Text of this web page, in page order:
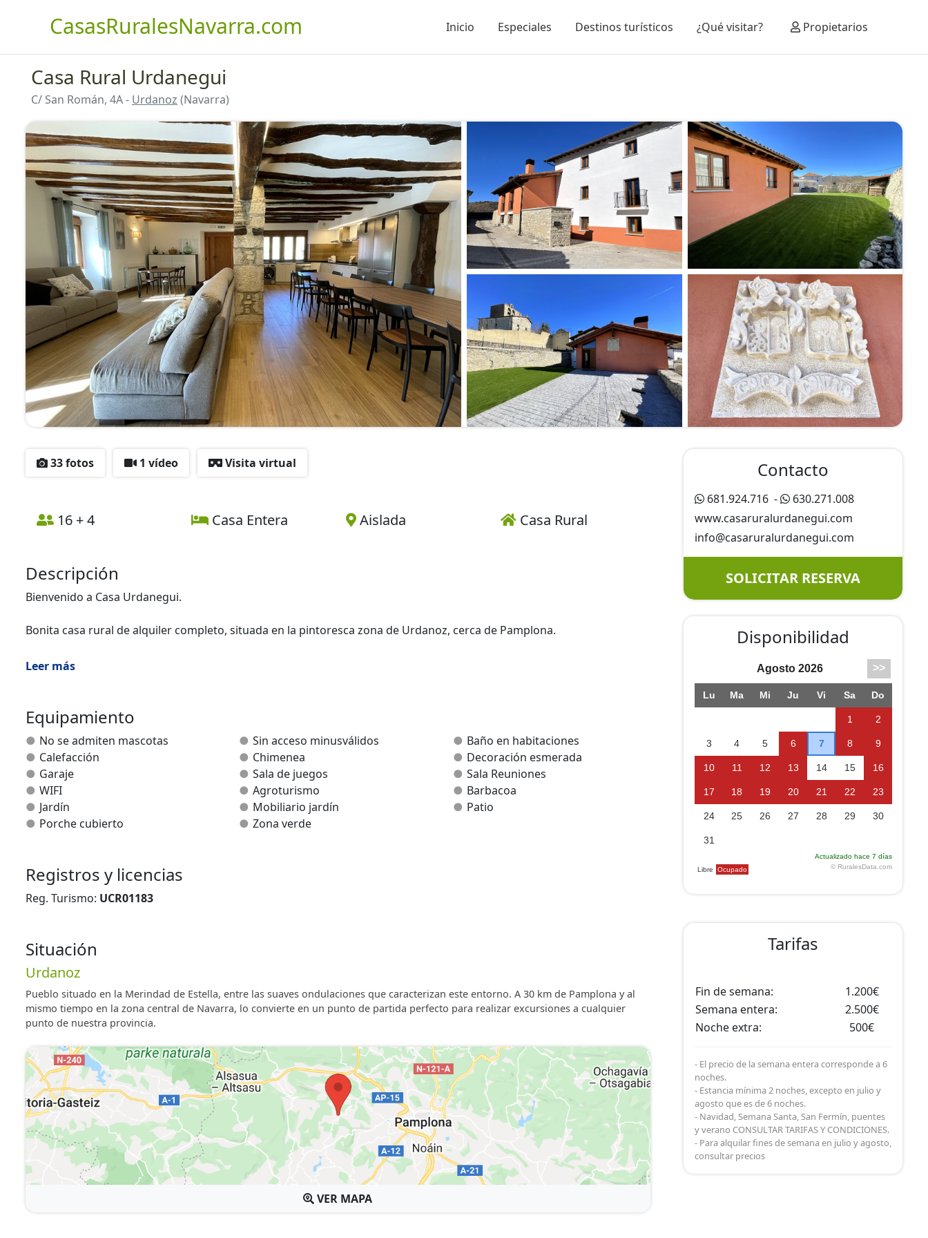
CasasRuralesNavarra.com Inicio Especiales Destinos turísticos ¿Qué visitar? Propietarios
Casa Rural Urdanegui
C/ San Román, 4A - Urdanoz (Navarra)
33 fotos 1 vídeo Visita virtual
16 + 4 Casa Entera Aislada Casa Rural
Descripción
Bienvenido a Casa Urdanegui.
Bonita casa rural de alquiler completo, situada en la pintoresca zona de Urdanoz, cerca de Pamplona.
La casa dispone de amplias zonas interiores, con 2 salas de estar, una para juegos de mesa y tv, y otra integrada con la
La cocina está completamente equipada con electrodomésticos por duplicado.
Cuenta con 9 habitaciones, 3 con cama de matrimonio y el resto con camas individuales, y 5 baños completos con
ducha.
Leer más
Equipamiento
No se admiten mascotas Sin acceso minusválidos
Baño en habitaciones
Calefacción
Chimenea
Decoración esmerada
Garaje
Sala de juegos
Sala Reuniones
WIFI
Agroturismo
Barbacoa
Jardín
Mobiliario jardín
Patio
Porche cubierto
Zona verde
Registros y licencias
Reg. Turismo: UCR01183
Contacto
681.924.716 -
630.271.008
www.casaruralurdanegui.com
info@casaruralurdanegui.com
SOLICITAR RESERVA
Disponibilidad
Situación
Urdanoz
Pueblo situado en la Merindad de Estella, entre las suaves ondulaciones que caracterizan este entorno. A 30 km de Pamplona y al
mismo tiempo en la zona central de Navarra, lo convierte en un punto de partida perfecto para realizar excursiones a cualquier
punto de nuestra provincia.
VER MAPA
Tarifas
Fin de semana:
1.200€
Semana entera:
2.500€
Noche extra:
500€
- El precio de la semana entera corresponde a 6
noches.
- Estancia mínima 2 noches, excepto en julio y
agosto que es de 6 noches.
- Navidad, Semana Santa, San Fermín, puentes
y verano CONSULTAR TARIFAS Y CONDICIONES.
- Para alquilar fines de semana en julio y agosto,
consultar precios